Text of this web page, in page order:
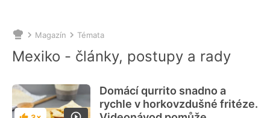
Nacházíte
se
zde:
Magazín Témata
Mexiko - články, postupy a rady
Domácí qurrito snadno a
rychle v horkovzdušné fritéze.